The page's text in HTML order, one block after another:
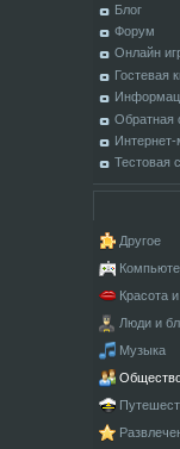
Блог
Форум
Онлайн
Гостевая
Обратная
Интернет-
Тестовая
Другое
Красота
Люди и
Музыка